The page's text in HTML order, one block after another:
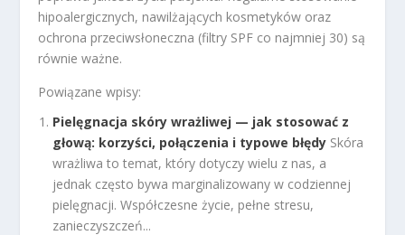
hipoalergicznych, nawilżających kosmetyków oraz
ochrona przeciwsłoneczna (filtry SPF co najmniej 30) są
równie ważne.
Powiązane wpisy:
Pielęgnacja skóry wrażliwej — jak stosować z
głową: korzyści, połączenia i typowe błędy Skóra
wrażliwa to temat, który dotyczy wielu z nas, a
jednak często bywa marginalizowany w codziennej
pielęgnacji. Współczesne życie, pełne stresu,
zanieczyszczeń...